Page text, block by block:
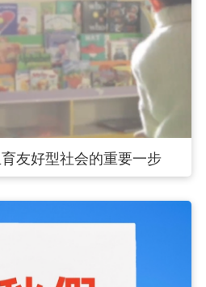
友好型社会的重要一步